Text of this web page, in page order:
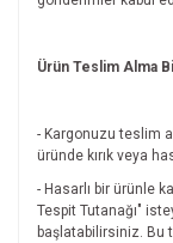
Ürün Teslim Alma
- Kargonuzu teslim
üründe kırık veya
- Hasarlı bir ürünle
Tespit Tutanağı"
başlatabilirsiniz. Bu